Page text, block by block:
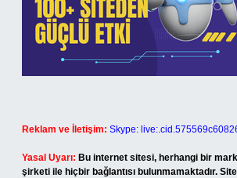
Reklam ve İletişim: Skype:
Yasal Uyarı: Bu internet sitesi, herhangi bir
şirketi ile hiçbir bağlantısı bulunmamaktadır.